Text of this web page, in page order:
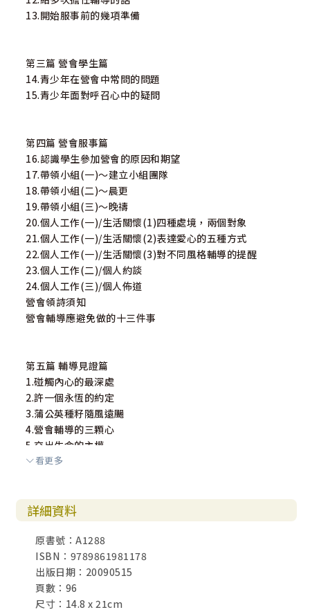
13.開始服事前的幾項準備
第三篇 營會學生篇
14.青少年在營會中常問的問題
15.青少年面對呼召心中的疑問
第四篇 營會服事篇
16.認識學生參加營會的原因和期望
17.帶領小組(一)～建立小組團隊
18.帶領小組(二)～晨更
19.帶領小組(三)～晚禱
20.個人工作(一)/生活關懷(1)四種處境，兩個對象
21.個人工作(一)/生活關懷(2)表達愛心的五種方式
22.個人工作(一)/生活關懷(3)對不同風格輔導的提醒
23.個人工作(二)/個人約談
24.個人工作(三)/個人佈道
營會領詩須知
營會輔導應避免做的十三件事
第五篇 輔導見證篇
1.碰觸內心的最深處
2.許一個永恆的約定
3.蒲公英種籽隨風遠颺
4.營會輔導的三顆心
5.交出生命的主權
6.陪伴學生一同成長
第六篇 附錄篇
帶領小組可用的遊戲
輔導入營前的七件事
小組分享決定順序二十招
參加營會備物清單
營會輔導進深裝備參考書目
看更多
詳細資料
原書號：A1288
ISBN：9789861981178
出版日期：20090515
頁數：96
尺寸：14.8 x 21cm